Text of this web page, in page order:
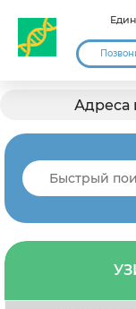
Адреса